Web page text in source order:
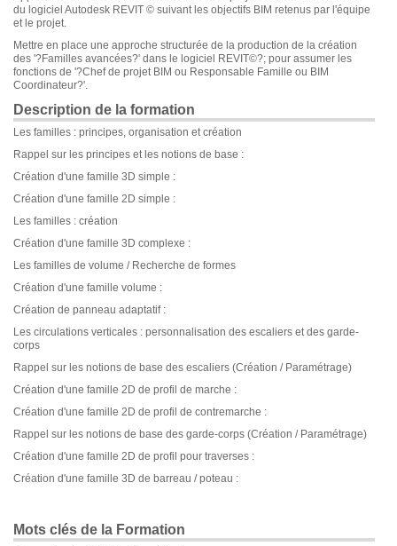
du logiciel Autodesk REVIT © suivant les objectifs BIM retenus par l'équipe
et le projet.
Mettre en place une approche structurée de la production de la création
des '?Familles avancées?' dans le logiciel REVIT©?; pour assumer les
fonctions de '?Chef de projet BIM ou Responsable Famille ou BIM
Coordinateur?'.
Description de la formation
Les familles : principes, organisation et création
Rappel sur les principes et les notions de base :
Création d'une famille 3D simple :
Création d'une famille 2D simple :
Les familles : création
Création d'une famille 3D complexe :
Les familles de volume / Recherche de formes
Création d'une famille volume :
Création de panneau adaptatif :
Les circulations verticales : personnalisation des escaliers et des garde-
corps
Rappel sur les notions de base des escaliers (Création / Paramétrage)
Création d'une famille 2D de profil de marche :
Création d'une famille 2D de profil de contremarche :
Rappel sur les notions de base des garde-corps (Création / Paramétrage)
Création d'une famille 2D de profil pour traverses :
Création d'une famille 3D de barreau / poteau :
Mots clés de la Formation